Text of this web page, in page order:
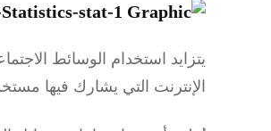
يتزايد استخدام الوسائط
الإنترنت التي يشارك فيها